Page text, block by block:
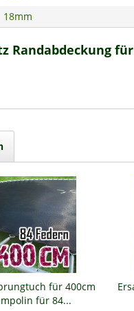
18mm
Randabdeckung
für 400cm
für 84...